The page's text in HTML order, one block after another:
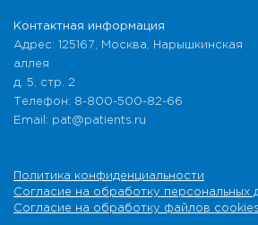
Контактная информация
Адрес: 125167, Москва, Нарышкинская
аллея
д. 5, стр. 2
Телефон: 8-800-500-82-66
Email: pat@patients.ru
Политика конфиденциальности
Согласие на обработку персональных
Согласие на обработку файлов cookies